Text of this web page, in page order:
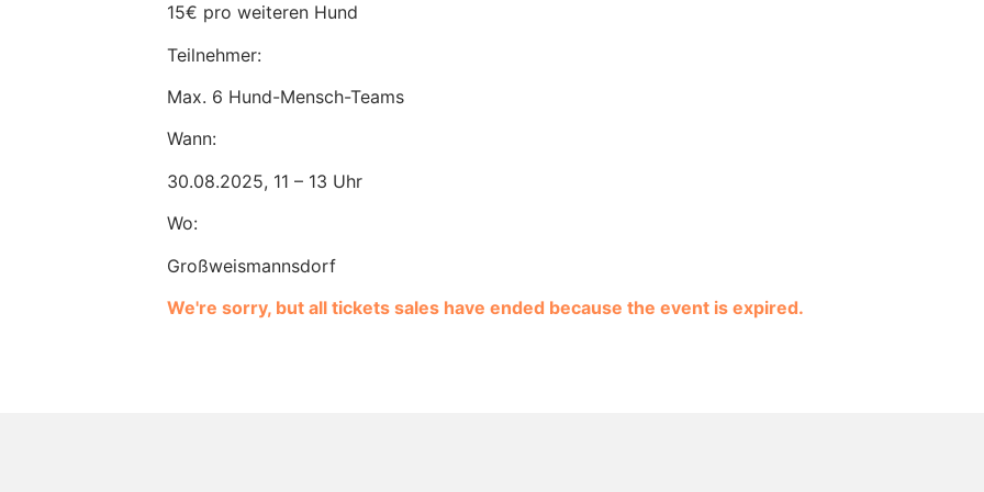
15€ pro weiteren Hund
Teilnehmer:
Max. 6 Hund-Mensch-Teams
Wann:
30.08.2025, 11 – 13 Uhr
Wo:
Großweismannsdorf
We're sorry, but all tickets sales have ended because the event is expired.